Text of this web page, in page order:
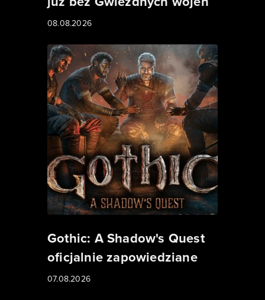
08.08.2026
Gothic: A Shadow's Quest
oficjalnie zapowiedziane
07.08.2026